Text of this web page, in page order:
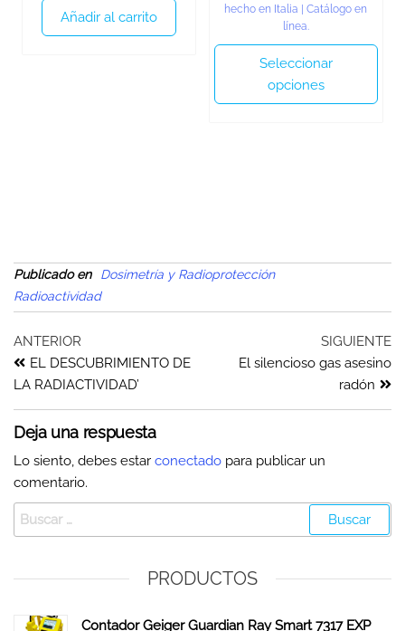
Añadir al carrito
hecho en Italia | Catálogo en
línea.
Seleccionar
opciones
Publicado en
Dosimetría y Radioprotección
Radioactividad
ANTERIOR
EL DESCUBRIMIENTO DE
LA RADIACTIVIDAD’
SIGUIENTE
El silencioso gas asesino
radón
Deja una respuesta
Lo siento, debes estar conectado para publicar un
comentario.
PRODUCTOS
Contador Geiger Guardian Ray Smart 7317 EXP